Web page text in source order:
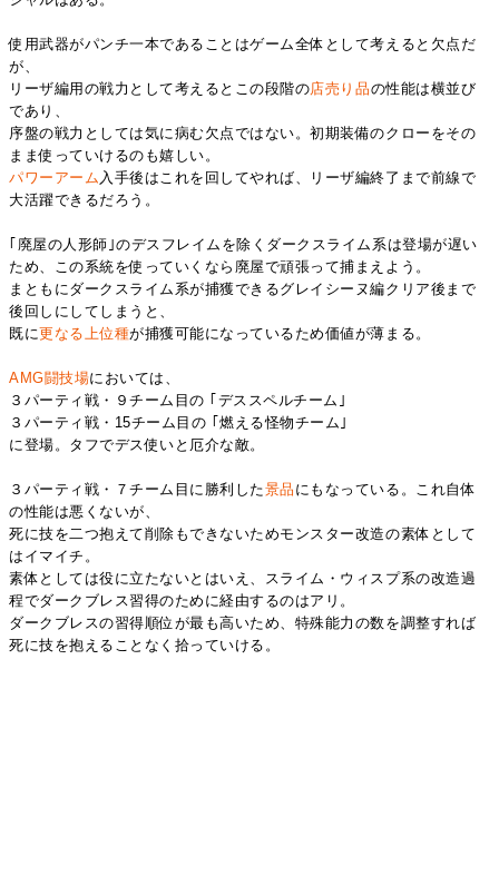
使用武器がパンチ一本であることはゲーム全体として考えると欠点だ
が、
リーザ編用の戦力として考えるとこの段階の店売り 品の性能は横並び
であり、
序盤の戦力としては気に病む欠点ではない。初期装備のクローをその
まま使っていけるのも嬉しい。
パワーアーム 入手後はこれを回してやれば、リーザ編終了まで前線で
大活躍できるだろう。
｢廃屋の人形師｣のデスフレイムを除くダークスライム系は登場が遅い
ため、この系統を使っていくなら廃屋で頑張って捕まえよう。
まともにダークスライム系が捕獲できるグレイシーヌ編クリア後まで
後回しにしてしまうと、
既に更なる 上位種が捕獲可能になっているため価値が薄まる。
AMG闘技場においては、
３パーティ戦・９チーム目の ｢デススペルチーム｣
３パーティ戦・15チーム目の ｢燃える怪物チーム｣
に登場。タフでデス使いと厄介な敵。
３パーティ戦・７チーム目に勝利した景品 にもなっている。これ自体
の性能は悪くないが、
死に技を二つ抱えて削除もできないためモンスター改造の素体として
はイマイチ。
素体としては役に立たないとはいえ、スライム・ウィスプ系の改造過
程でダークブレス習得のために経由するのはアリ。
ダークブレスの習得順位が最も高いため、特殊能力の数を調整すれば
死に技を抱えることなく拾っていける。